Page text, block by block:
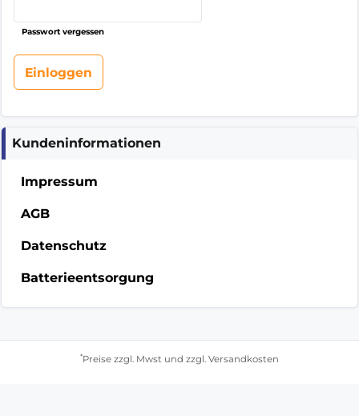
Passwort vergessen
Kundeninformationen
Impressum
AGB
Datenschutz
Batterieentsorgung
*Preise zzgl. Mwst und zzgl. Versandkosten